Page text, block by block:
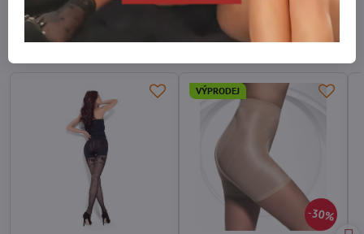
FacebookTwitterBlueskyPinterestReddit LinkedIn WhatsApp
Alternativní produkty
30%
VÝPRODEJ